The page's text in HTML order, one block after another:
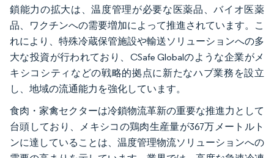
鎖能力の拡大は、温度管理が必要な医薬品、バイオ医薬
品、ワクチンへの需要増加によって推進されています。こ
れにより、特殊冷蔵保管施設や輸送ソリューションへの多
大な投資が行われており、CSafe Globalのような企業がメ
キシコシティなどの戦略的拠点に新たなハブ業務を設立
し、地域の流通能力を強化しています。
食肉・家禽セクターは冷鎖物流革新の重要な推進力として
台頭しており、メキシコの鶏肉生産量が367万メートルト
ンに達していることは、温度管理物流ソリューションへの